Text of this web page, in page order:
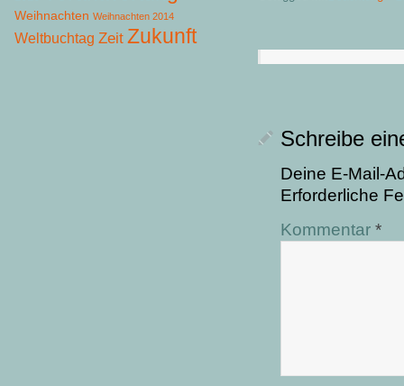
Schreibe
Deine E-Mail-
Erforderliche
Kommentar *
Weihnachten Weihnachten 2014
Weltbuchtag Zeit Zukunft